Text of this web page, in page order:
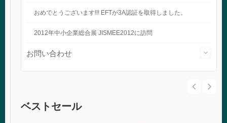
おめでとうございます!!! EFTが3A認証を取得しました。
2012年中小企業総合展 JISMEE2012に訪問
お問い合わせ
ベストセール